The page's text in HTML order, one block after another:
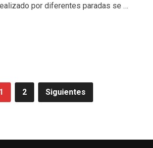
por diferentes paradas se …
1 2 Siguientes